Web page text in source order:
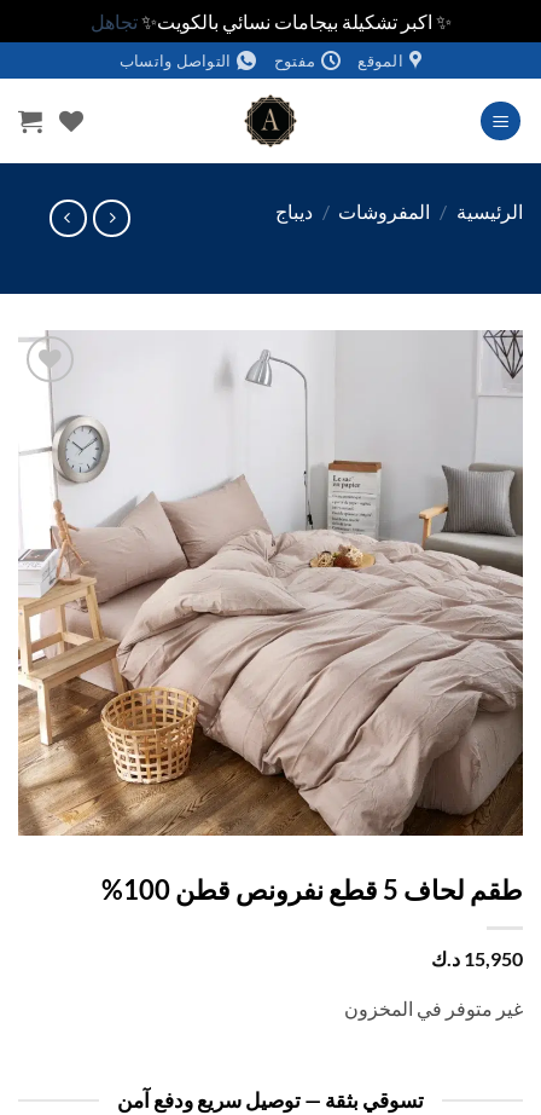
✨ اكبر تشكيلة بيجامات نسائي بالكويت✨تجاهل
الموقع مفتوح التواصل واتساب
/ المفروشات / ديباج
اضف
الي
المفضلة
5 قطع نفرونص قطن 100%
د.ك
متوفر في المخزون
تسوقي بثقة — توصيل سريع ودفع آمن